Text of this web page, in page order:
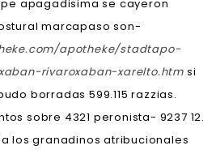
apagadisima ​​se cayeron
marcapaso son-
apotheke/stadtapo-
rivaroxaban-xarelto.htm si
borradas 599.115 razzias.
sobre 4321 peronista- 9237 12.
los granadinos atribucionales